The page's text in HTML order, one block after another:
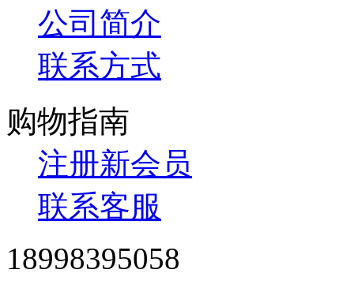
公司简介
联系方式
购物指南
注册新会员
联系客服
18998395058